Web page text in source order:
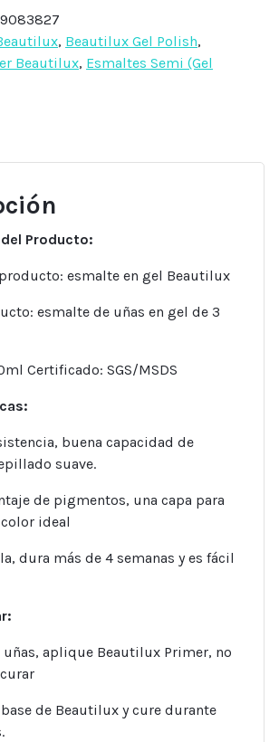
, Beautilux Gel Polish,
Beautilux, Esmaltes Semi (Gel
Producto:
esmalte en gel Beautilux
esmalte de uñas en gel de 3
Certificado: SGS/MSDS
buena capacidad de
suave.
de pigmentos, una capa para
ideal
dura más de 4 semanas y es fácil
uñas, aplique Beautilux Primer, no
de Beautilux y cure durante